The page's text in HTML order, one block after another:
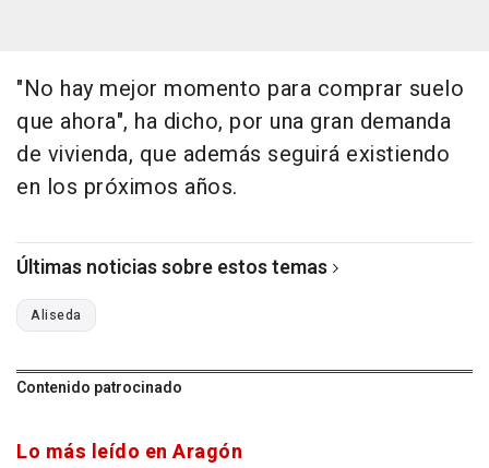
"No hay mejor momento para comprar suelo
que ahora", ha dicho, por una gran demanda
de vivienda, que además seguirá existiendo
en los próximos años.
Últimas noticias sobre estos temas
Aliseda
Contenido patrocinado
Lo más leído en Aragón